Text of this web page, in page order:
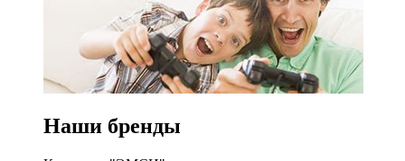
Наши бренды